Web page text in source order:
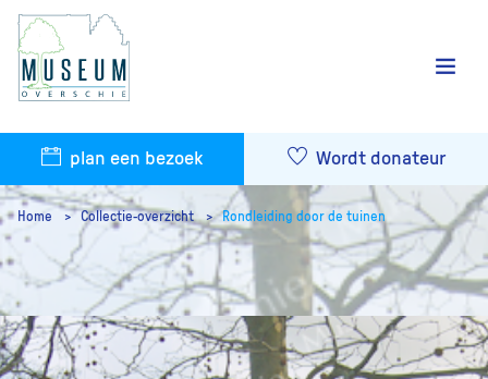
plan een bezoek Wordt donateur
Home Collectie-overzicht Rondleiding door de tuinen